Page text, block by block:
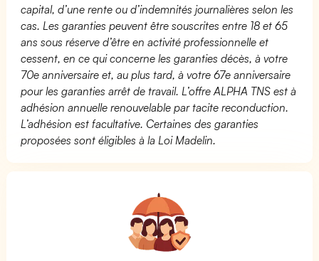
capital, d’une rente ou d’indemnités journalières selon les
cas. Les garanties peuvent être souscrites entre 18 et 65
ans sous réserve d’être en activité professionnelle et
cessent, en ce qui concerne les garanties décès, à votre
70e anniversaire et, au plus tard, à votre 67e anniversaire
pour les garanties arrêt de travail. L’offre ALPHA TNS est à
adhésion annuelle renouvelable par tacite reconduction.
L’adhésion est facultative. Certaines des garanties
proposées sont éligibles à la Loi Madelin.